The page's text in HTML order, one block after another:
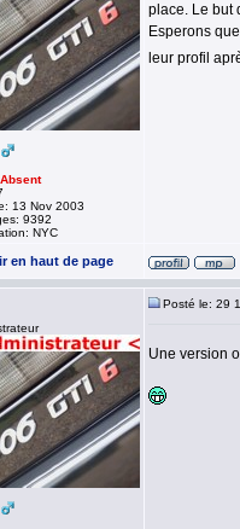
Absent
13 Nov 2003
9392
NYC
place. Le but
Esperons
leur profil
en haut de page
Posté le: 29
Une version